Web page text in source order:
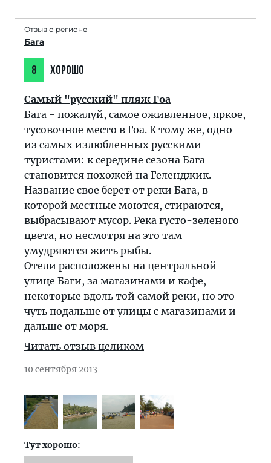
Отзыв о регионе
Бага
8 ХОРОШО
Самый "русский" пляж Гоа
Бага - пожалуй, самое оживленное, яркое,
тусовочное место в Гоа. К тому же, одно
из самых излюбленных русскими
туристами: к середине сезона Бага
становится похожей на Геленджик.
Название свое берет от реки Бага, в
которой местные моются, стираются,
выбрасывают мусор. Река густо-зеленого
цвета, но несмотря на это там
умудряются жить рыбы.
Отели расположены на центральной
улице Баги, за магазинами и кафе,
некоторые вдоль той самой реки, но это
чуть подальше от улицы с магазинами и
дальше от моря.
Читать отзыв целиком
10 сентября 2013
Тут хорошо: